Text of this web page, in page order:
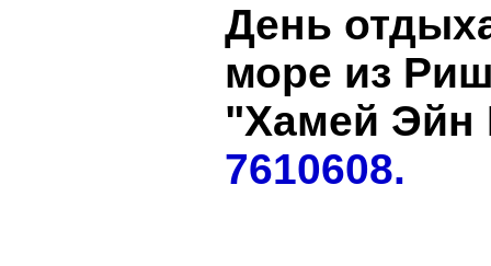
День
море из
"Хамей Эйн
7610608.